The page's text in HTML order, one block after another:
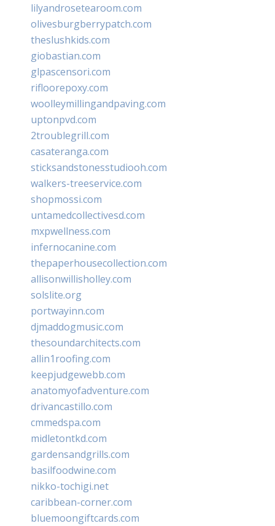
lilyandrosetearoom.com
olivesburgberrypatch.com
theslushkids.com
giobastian.com
glpascensori.com
rifloorepoxy.com
woolleymillingandpaving.com
uptonpvd.com
2troublegrill.com
casateranga.com
sticksandstonesstudiooh.com
walkers-treeservice.com
shopmossi.com
untamedcollectivesd.com
mxpwellness.com
infernocanine.com
thepaperhousecollection.com
allisonwillisholley.com
solslite.org
portwayinn.com
djmaddogmusic.com
thesoundarchitects.com
allin1roofing.com
keepjudgewebb.com
anatomyofadventure.com
drivancastillo.com
cmmedspa.com
midletontkd.com
gardensandgrills.com
basilfoodwine.com
nikko-tochigi.net
caribbean-corner.com
bluemoongiftcards.com